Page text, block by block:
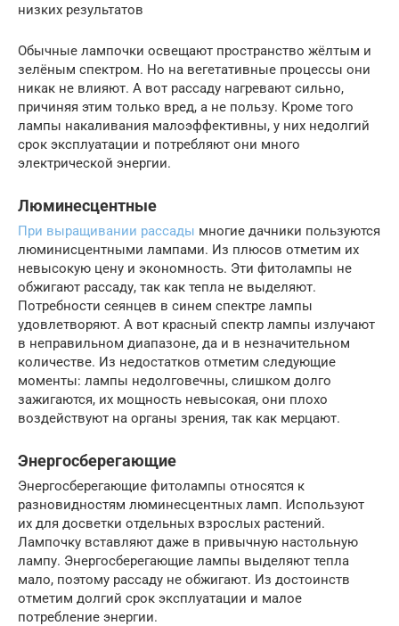
низких результатов
Обычные лампочки освещают пространство жёлтым и
зелёным спектром. Но на вегетативные процессы они
никак не влияют. А вот рассаду нагревают сильно,
причиняя этим только вред, а не пользу. Кроме того
лампы накаливания малоэффективны, у них недолгий
срок эксплуатации и потребляют они много
электрической энергии.
Люминесцентные
При выращивании рассады многие дачники пользуются
люминисцентными лампами. Из плюсов отметим их
невысокую цену и экономность. Эти фитолампы не
обжигают рассаду, так как тепла не выделяют.
Потребности сеянцев в синем спектре лампы
удовлетворяют. А вот красный спектр лампы излучают
в неправильном диапазоне, да и в незначительном
количестве. Из недостатков отметим следующие
моменты: лампы недолговечны, слишком долго
зажигаются, их мощность невысокая, они плохо
воздействуют на органы зрения, так как мерцают.
Энергосберегающие
Энергосберегающие фитолампы относятся к
разновидностям люминесцентных ламп. Используют
их для досветки отдельных взрослых растений.
Лампочку вставляют даже в привычную настольную
лампу. Энергосберегающие лампы выделяют тепла
мало, поэтому рассаду не обжигают. Из достоинств
отметим долгий срок эксплуатации и малое
потребление энергии.